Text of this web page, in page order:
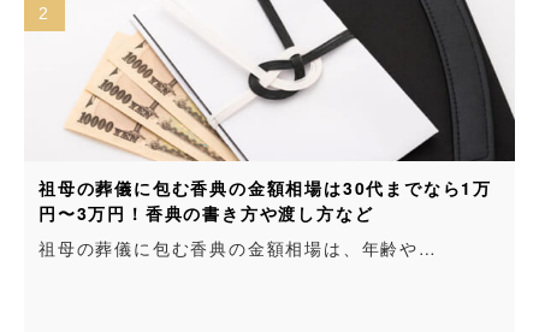
代までなら1万
年齢や…
香典袋（不祝儀袋）の正しい書き方｜
袋、住所や名前の書き方まで詳しく解
親しい方や知人の訃報を受けたら、す